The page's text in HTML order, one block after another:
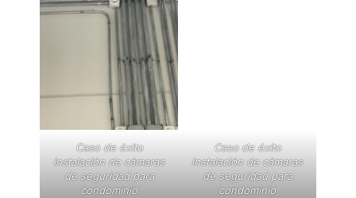
Caso de éxito
instalación de cámaras
de seguridad para
condominio
Caso de éxito
instalación de cámaras
de seguridad para
condominio